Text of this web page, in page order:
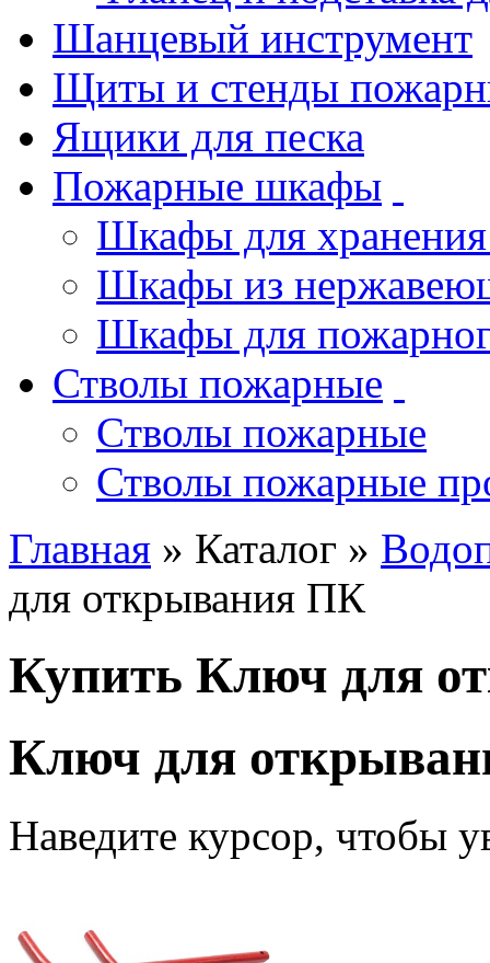
Шанцевый инструмент
Щиты и стенды
Ящики для песка
Пожарные шкафы
Шкафы для хранения
Шкафы из
Шкафы для
Стволы пожарные
Стволы пожарные
Стволы пожарные
Главная » Каталог »
для открывания ПК
Купить Ключ для
Ключ для
Наведите курсор, чтобы